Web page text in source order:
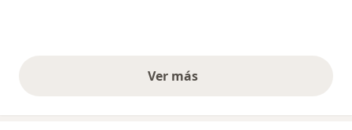
Ver másopiniones anteriores